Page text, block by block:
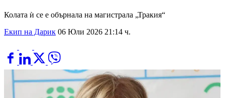
Колата ѝ се е обърнала на магистрала „Тракия“
Екип на Дарик 06 Юли 2026 21:14 ч.